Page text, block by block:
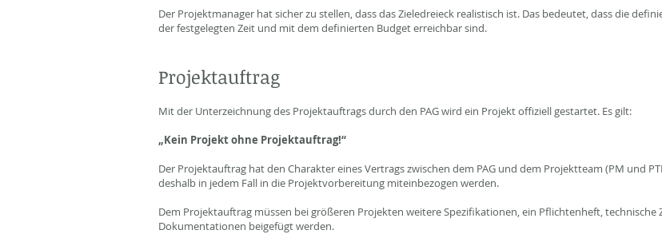
Der Projektmanager hat sicher zu stellen, dass das Zieledreieck realistisch ist. Das bedeutet, dass die
der festgelegten Zeit und mit dem definierten Budget erreichbar sind.
Projektauftrag
Mit der Unterzeichnung des Projektauftrags durch den PAG wird ein Projekt offiziell gestartet. Es gilt:
„Kein Projekt ohne Projektauftrag!“
Der Projektauftrag hat den Charakter eines Vertrags zwischen dem PAG und dem Projektteam (PM und
deshalb in jedem Fall in die Projektvorbereitung miteinbezogen werden.
Dem Projektauftrag müssen bei größeren Projekten weitere Spezifikationen, ein Pflichtenheft, technische
Dokumentationen beigefügt werden.